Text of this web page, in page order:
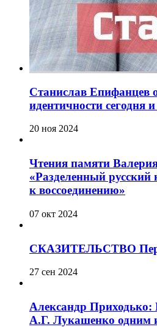
Станислав Епифанцев
идентичности сегодня
20 ноя 2024
Чтения памяти
«Разделенный
к воссоединению»
07 окт 2024
СКАЗИТЕЛЬСТВО
27 сен 2024
Александр Приходько:
А.Г. Лукашенко одним